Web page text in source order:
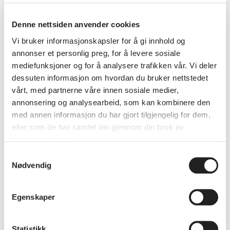
Denne nettsiden anvender cookies
Vi bruker informasjonskapsler for å gi innhold og
annonser et personlig preg, for å levere sosiale
mediefunksjoner og for å analysere trafikken vår. Vi deler
dessuten informasjon om hvordan du bruker nettstedet
vårt, med partnerne våre innen sosiale medier,
annonsering og analysearbeid, som kan kombinere den
med annen informasjon du har gjort tilgjengelig for dem,
eller som de har samlet inn gjennom din bruk av
Nødvendig
Egenskaper
Når vi som individer, nabolag, bedrifter eller
kommunen tar små skritt for å redusere vårt
klimafotavtrykk, bidrar vi til en større
bevegelse. Men skrittene må bli større og
tempoet høyere!
Utdanning og bevisstgjøring kan bidra til å
endre holdninger og verdier, slik at bærekraft
blir en naturlig del av hverdagen. Dette kan
individuelt og kollektivt. Øke kunnskapen om
miljø- og klimautfordringer og løsninger
gjennom utdanning og kampanjer på lokalt
nivå, er noe som vi må ha mer fokus på i de
fremme kreativitet og innovasjon, noe som er